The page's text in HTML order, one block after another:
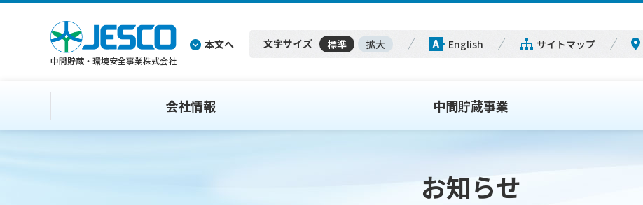
中間貯蔵・環境安全事業株式会社
本文へ 文字サイズ 標準 拡大 English サイトマップ
会社情報 中間貯蔵事業
お知らせ